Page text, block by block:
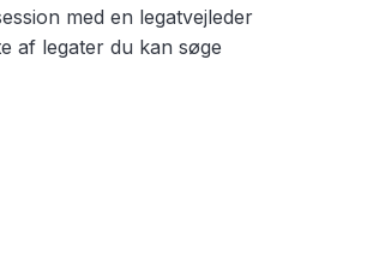
med en legatvejleder
af legater du kan søge